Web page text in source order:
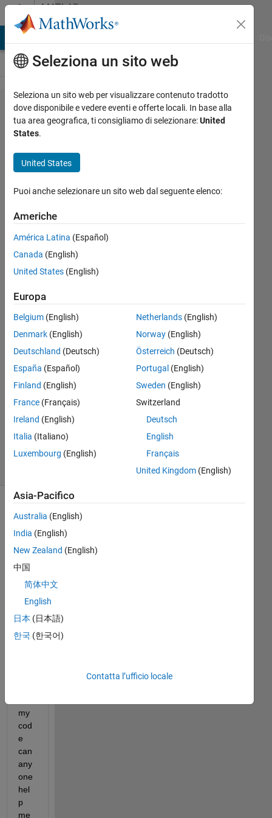
Vai al contenutoMATLAB
Answers
Write a
single for
to print
‘A’ to ‘Z’
each 10
letters on
a
separate
Khalid
Khan
2 Dic
5
Risposte
Aggiornato
11
Visualizzazioni
ne
w
my
cod
e
can
any
one
hel
p
me
Seleziona un sito web
Seleziona un sito web per visualizzare contenuto tradotto
dove disponibile e vedere eventi e offerte locali. In base alla
tua area geografica, ti consigliamo di selezionare:United
States.
United States
Puoi anche selezionare un sito web dal seguente elenco:
Americhe
América Latina (Español)
Canada (English)
United States (English)
Europa
Belgium (English)
Denmark (English)
Deutschland (Deutsch)
España (Español)
Finland (English)
France (Français)
Ireland (English)
Italia (Italiano)
Luxembourg (English)
Netherlands(English)
Norway(English)
Österreich (Deutsch)
Portugal (English)
Sweden (English)
Switzerland
Deutsch
English
Français
United Kingdom(English)
Asia-Pacifico
Australia (English)
India (English)
New Zealand (English)
中国
简体中文
English
日本 (日本語)
한국 (한국어)
Contatta l’ufficio locale